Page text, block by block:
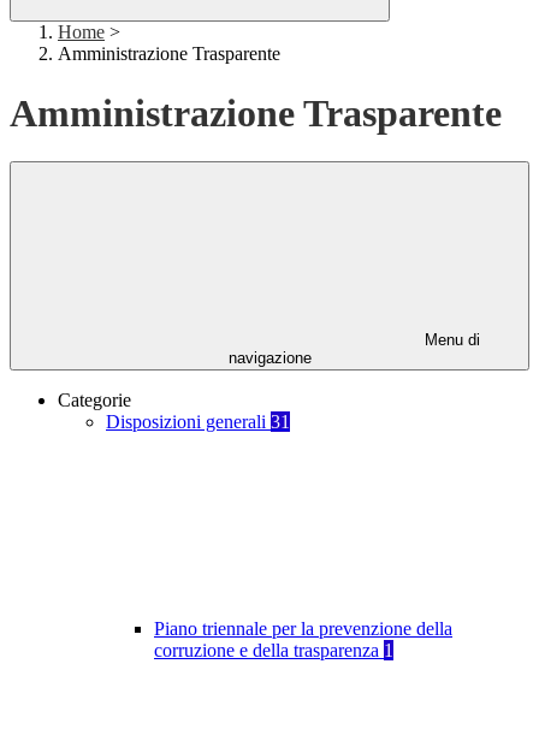
Home >
Amministrazione Trasparente
Amministrazione Trasparente
Menu di
navigazione
Categorie
Disposizioni generali 31
Piano triennale per la prevenzione della
corruzione e della trasparenza 1